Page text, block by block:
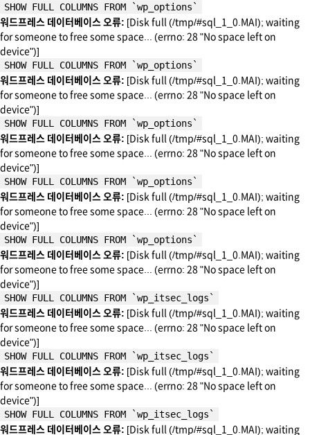
SHOW FULL COLUMNS FROM `wp_options`
워드프레스 데이터베이스 오류: [Disk full (/tmp/#sql_1_0.MAI); waiting
for someone to free some space... (errno: 28 "No space left on
device")]
SHOW FULL COLUMNS FROM `wp_options`
워드프레스 데이터베이스 오류: [Disk full (/tmp/#sql_1_0.MAI); waiting
for someone to free some space... (errno: 28 "No space left on
device")]
SHOW FULL COLUMNS FROM `wp_options`
워드프레스 데이터베이스 오류: [Disk full (/tmp/#sql_1_0.MAI); waiting
for someone to free some space... (errno: 28 "No space left on
device")]
SHOW FULL COLUMNS FROM `wp_options`
워드프레스 데이터베이스 오류: [Disk full (/tmp/#sql_1_0.MAI); waiting
for someone to free some space... (errno: 28 "No space left on
device")]
SHOW FULL COLUMNS FROM `wp_options`
워드프레스 데이터베이스 오류: [Disk full (/tmp/#sql_1_0.MAI); waiting
for someone to free some space... (errno: 28 "No space left on
device")]
SHOW FULL COLUMNS FROM `wp_itsec_logs`
워드프레스 데이터베이스 오류: [Disk full (/tmp/#sql_1_0.MAI); waiting
for someone to free some space... (errno: 28 "No space left on
device")]
SHOW FULL COLUMNS FROM `wp_itsec_logs`
워드프레스 데이터베이스 오류: [Disk full (/tmp/#sql_1_0.MAI); waiting
for someone to free some space... (errno: 28 "No space left on
device")]
SHOW FULL COLUMNS FROM `wp_itsec_logs`
워드프레스 데이터베이스 오류: [Disk full (/tmp/#sql_1_0.MAI); waiting